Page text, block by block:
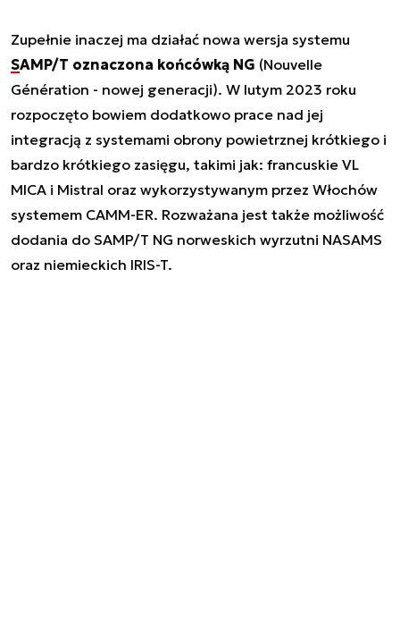
Zupełnie inaczej ma działać nowa wersja systemu
SAMP/T oznaczona końcówką NG (Nouvelle
Génération - nowej generacji). W lutym 2023 roku
rozpoczęto bowiem dodatkowo prace nad jej
integracją z systemami obrony powietrznej krótkiego i
bardzo krótkiego zasięgu, takimi jak: francuskie VL
MICA i Mistral oraz wykorzystywanym przez Włochów
systemem CAMM-ER. Rozważana jest także możliwość
dodania do SAMP/T NG norweskich wyrzutni NASAMS
oraz niemieckich IRIS-T.